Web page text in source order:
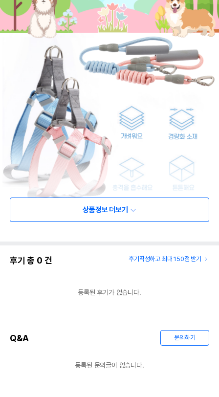
상품정보 더보기
후기 총 0 건 후기작성하고 최대 150점 받기
등록된 후기가 없습니다.
Q&A 문의하기
등록된 문의글이 없습니다.